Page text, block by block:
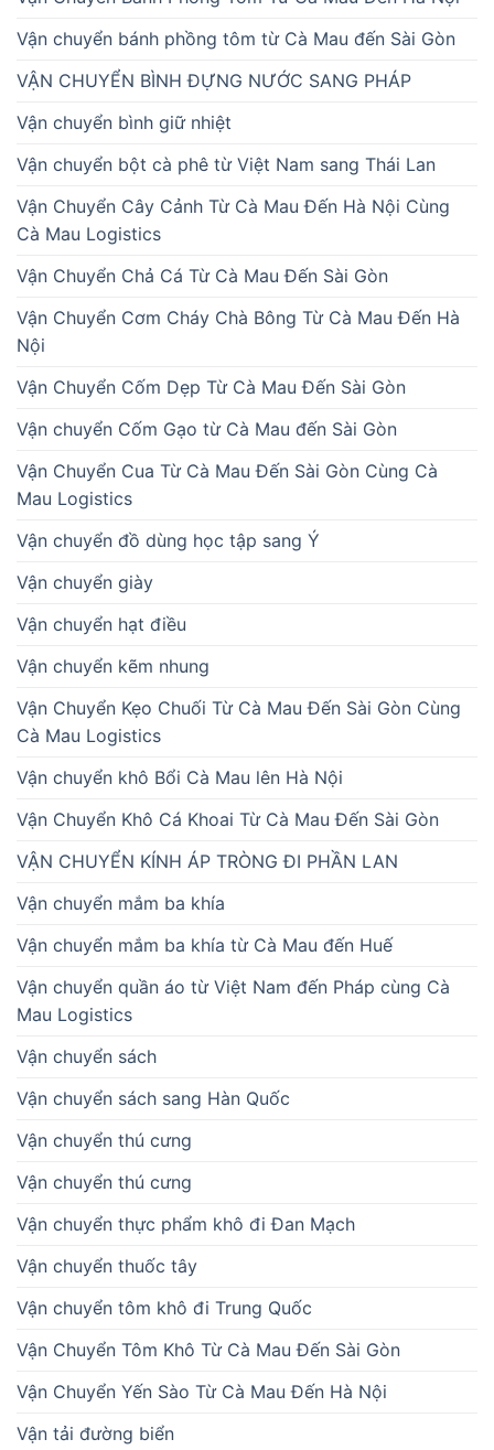
Vận chuyển bánh phồng tôm từ Cà Mau đến Sài Gòn
VẬN CHUYỂN BÌNH ĐỰNG NƯỚC SANG PHÁP
Vận chuyển bình giữ nhiệt
Vận chuyển bột cà phê từ Việt Nam sang Thái Lan
Vận Chuyển Cây Cảnh Từ Cà Mau Đến Hà Nội Cùng
Cà Mau Logistics
Vận Chuyển Chả Cá Từ Cà Mau Đến Sài Gòn
Vận Chuyển Cơm Cháy Chà Bông Từ Cà Mau Đến Hà
Nội
Vận Chuyển Cốm Dẹp Từ Cà Mau Đến Sài Gòn
Vận chuyển Cốm Gạo từ Cà Mau đến Sài Gòn
Vận Chuyển Cua Từ Cà Mau Đến Sài Gòn Cùng Cà
Mau Logistics
Vận chuyển đồ dùng học tập sang Ý
Vận chuyển giày
Vận chuyển hạt điều
Vận chuyển kẽm nhung
Vận Chuyển Kẹo Chuối Từ Cà Mau Đến Sài Gòn Cùng
Cà Mau Logistics
Vận chuyển khô Bổi Cà Mau lên Hà Nội
Vận Chuyển Khô Cá Khoai Từ Cà Mau Đến Sài Gòn
VẬN CHUYỂN KÍNH ÁP TRÒNG ĐI PHẦN LAN
Vận chuyển mắm ba khía
Vận chuyển mắm ba khía từ Cà Mau đến Huế
Vận chuyển quần áo từ Việt Nam đến Pháp cùng Cà
Mau Logistics
Vận chuyển sách
Vận chuyển sách sang Hàn Quốc
Vận chuyển thú cưng
Vận chuyển thú cưng
Vận chuyển thực phẩm khô đi Đan Mạch
Vận chuyển thuốc tây
Vận chuyển tôm khô đi Trung Quốc
Vận Chuyển Tôm Khô Từ Cà Mau Đến Sài Gòn
Vận Chuyển Yến Sào Từ Cà Mau Đến Hà Nội
Vận tải đường biển